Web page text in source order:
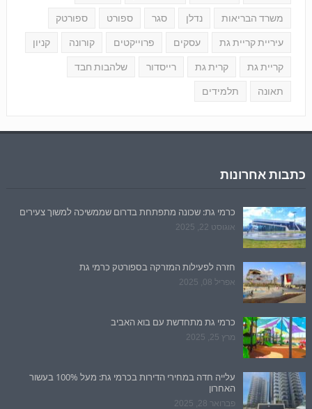
משרד הבריאות נדלן סגר ספורט ספורטק
עיריית קריית גת עסקים פרוייקטים קורונה קניון
קריית גת קרית גת רייסדור שלהבות חבד
תאונה תלמידים
כתבות אחרונות
כרמי גת: שכונה מתפתחת בדרום שממשיכה למשוך צעירים
אוגוסט 22, 2025
חזרה לפעילות המזרקה בספורטק כרמי גת
אפריל 08, 2025
כרמי גת מתחדשת עם בוא האביב
מרץ 25, 2025
עלייה חדה במחירי הדירות בכרמי גת: מעל 100% בעשור
האחרון
פברואר 28, 2025